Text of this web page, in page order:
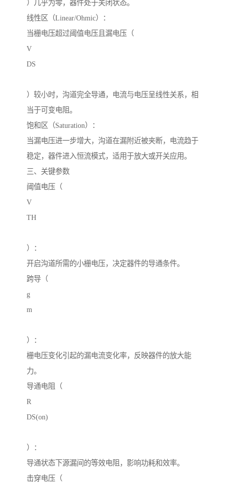
）几乎为零，器件处于关闭状态。
线性区（Linear/Ohmic）：
当栅电压超过阈值电压且漏电压（
V
DS
）较小时，沟道完全导通，电流与电压呈线性关系，相
当于可变电阻。
饱和区（Saturation）：
当漏电压进一步增大，沟道在漏附近被夹断，电流趋于
稳定，器件进入恒流模式，适用于放大或开关应用。
三、关键参数
阈值电压（
V
TH
）：
开启沟道所需的小栅电压，决定器件的导通条件。
跨导（
g
m
）：
栅电压变化引起的漏电流变化率，反映器件的放大能
力。
导通电阻（
R
DS(on)
）：
导通状态下源漏间的等效电阻，影响功耗和效率。
击穿电压（